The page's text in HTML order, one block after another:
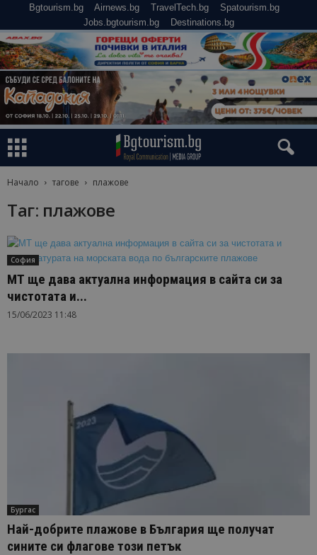
Bgtourism.bg Airnews.bg TravelTech.bg
Spatourism.bg
Jobs.bgtourism.bg
Destinations.bg
Начало тагове плажове
Таг: плажове
София
МТ ще дава актуална информация в сайта си за
чистотата и...
15/06/2023 11:48
Бургас
Най-добрите плажове в България ще получат
сините си флагове този петък